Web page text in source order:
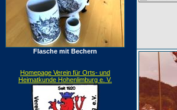
Flasche mit Bechern
Homepage Verein für Orts- und
Heimatkunde Hohenlimburg e. V.